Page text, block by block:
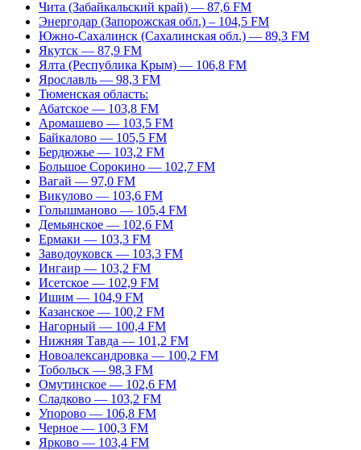
Чита (Забайкальский край) — 87,6 FM
Энергодар (Запорожская обл.) – 104,5 FM
Южно-Сахалинск (Сахалинская обл.) — 89,3 FM
Якутск — 87,9 FM
Ялта (Республика Крым) — 106,8 FM
Ярославль — 98,3 FM
Тюменская область:
Абатское — 103,8 FM
Аромашево — 103,5 FM
Байкалово — 105,5 FM
Бердюжье — 103,2 FM
Большое Сорокино — 102,7 FM
Вагай — 97,0 FM
Викулово — 103,6 FM
Голышманово — 105,4 FM
Демьянское — 102,6 FM
Ермаки — 103,3 FM
Заводоуковск — 103,3 FM
Ингаир — 103,2 FM
Исетское — 102,9 FM
Ишим — 104,9 FM
Казанское — 100,2 FM
Нагорный — 100,4 FM
Нижняя Тавда — 101,2 FM
Новоалександровка — 100,2 FM
Тобольск — 98,3 FM
Омутинское — 102,6 FM
Сладково — 103,2 FM
Упорово — 106,8 FM
Черное — 100,3 FM
Ярково — 103,4 FM